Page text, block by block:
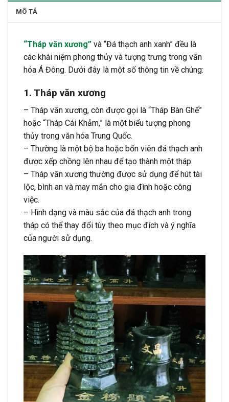
MÔ TẢ
“Tháp văn xương” và “Đá thạch anh xanh” đều là
các khái niệm phong thủy và tượng trưng trong văn
hóa Á Đông. Dưới đây là một số thông tin về chúng:
1. Tháp văn xương
– Tháp văn xương, còn được gọi là “Tháp Bàn Ghế”
hoặc “Tháp Cái Khảm,” là một biểu tượng phong
thủy trong văn hóa Trung Quốc.
– Thường là một bộ ba hoặc bốn viên đá thạch anh
được xếp chồng lên nhau để tạo thành một tháp.
– Tháp văn xương thường được sử dụng để hút tài
lộc, bình an và may mắn cho gia đình hoặc công
việc.
– Hình dạng và màu sắc của đá thạch anh trong
tháp có thể thay đổi tùy theo mục đích và ý nghĩa
của người sử dụng.